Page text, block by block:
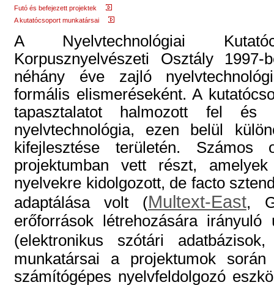
Futó és befejezett projektek
A kutatócsoport munkatársai
A Nyelvtechnológiai
Korpusznyelvészeti Osztály
néhány éve zajló
formális elismeréseként. A
tapasztalatot halmozott fel
nyelvtechnológia, ezen belül
kifejlesztése területén. Számos
projektumban vett részt,
nyelvekre kidolgozott, de facto
adaptálása volt (Multext-East,
erőforrások létrehozására irányuló
(elektronikus szótári
munkatársai a projektumok
számítógépes nyelvfeldolgozó